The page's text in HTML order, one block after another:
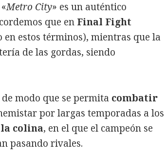
Metro City» es un auténtico
que en Final Fight
estos términos), mientras que la
de las gordas, siendo
modo que se permita combatir
por largas temporadas a los
la colina, en el que el campeón se
pasando rivales.